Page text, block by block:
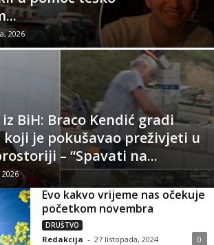
2026
BiH: Braco Kendić gradi
je pokušavao preživjeti u
– “Spavati na...
Evo kakvo vrijeme nas očekuje
početkom novembra
DRUŠTVO
Redakcija - 27 listopada, 2024 0